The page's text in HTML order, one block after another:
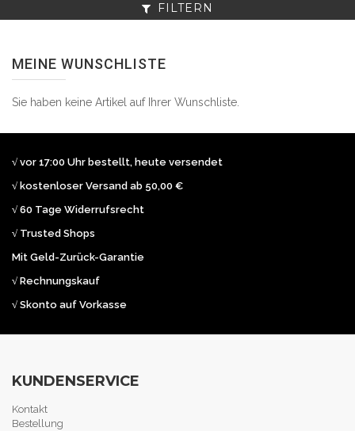
FILTERN
MEINE WUNSCHLISTE
Sie haben keine Artikel auf Ihrer Wunschliste.
√ vor 17:00 Uhr bestellt, heute versendet
√ kostenloser Versand ab 50,00 €
√ 60 Tage Widerrufsrecht
√ Trusted Shops
Mit Geld-Zurück-Garantie
√ Rechnungskauf
√ Skonto auf Vorkasse
KUNDENSERVICE
Kontakt
Bestellung